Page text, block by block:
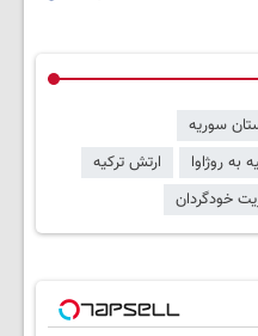
سوریه
به روژاوا
ارتش ترکیه
خودگردان